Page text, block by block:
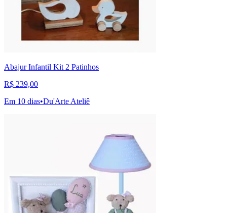
Abajur Infantil Kit 2 Patinhos
R$ 239,00
Em 10 dias•Du'Arte Ateliê